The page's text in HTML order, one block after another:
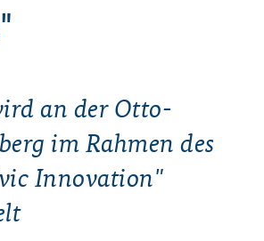
an der Otto-
im Rahmen des
Innovation"